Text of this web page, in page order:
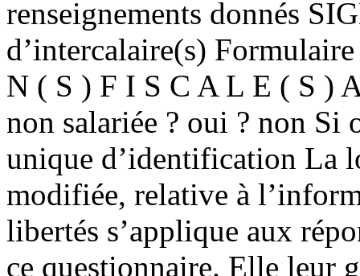
renseignements donnés
d’intercalaire(s)
N ( S ) F I S C A L E ( S )
non salariée ? oui ? non Si
unique d’identification La
modifiée, relative à
libertés s’applique aux
ce questionnaire. Elle leur